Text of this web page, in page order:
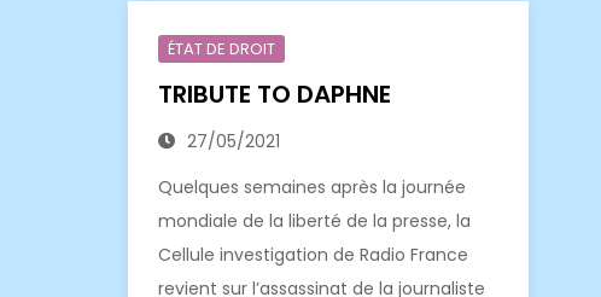
ÉTAT DE DROIT
TRIBUTE TO DAPHNE
27/05/2021
Quelques semaines après la journée
mondiale de la liberté de la presse, la
Cellule investigation de Radio France
revient sur l’assassinat de la journaliste